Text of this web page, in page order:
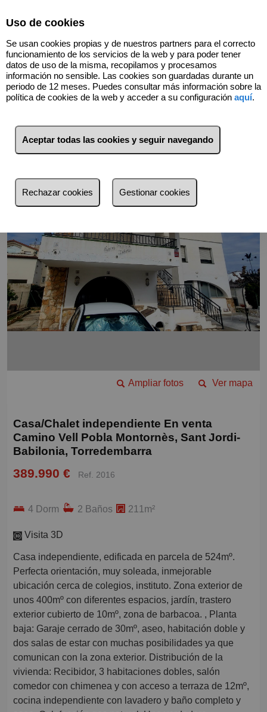
Volver
Ver mapa
Ampliar fotos
Casa/Chalet independiente En venta
Camino Vell Pobla Montornès, Sant Jordi-
Babilonia, Torredembarra
389.990 € Ref. 2016
4 Dorm 2 Baños 211m²
Visita 3D
Casa independiente, edificada en parcela de 524mº.
Perfecta orientación, muy soleada, inmejorable
ubicación cerca de colegios, instituto. Zona exterior de
unos 400mº con diferentes espacios, jardín, trastero
exterior cubierto de 10mº, zona de barbacoa. , Planta
baja: Garaje cerrado de 30mº, aseo, habitación doble y
dos salas de estar con muchas posibilidades ya que
comunican con la zona exterior. Distribución de la
vivienda: Recibidor, 3 habitaciones dobles, salón
comedor con chimenea y con acceso a terraza de 12mº,
cocina independiente con lavadero y baño completo y
Uso de cookies
Se usan cookies propias y de nuestros partners para el correcto
funcionamiento de los servicios de la web y para poder tener
datos de uso de la misma, recopilamos y procesamos
información no sensible. Las cookies son guardadas durante un
periodo de 12 meses. Puedes consultar más información sobre la
política de cookies de la web y acceder a su configuración aquí.
Aceptar todas las cookies y seguir navegando
Rechazar cookies Gestionar cookies